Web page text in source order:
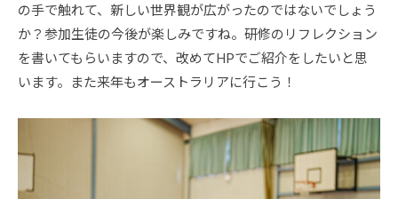
の手で触れて、新しい世界観が広がったのではないでしょう
か？参加生徒の今後が楽しみですね。研修のリフレクション
を書いてもらいますので、改めてHPでご紹介をしたいと思
います。また来年もオーストラリアに行こう！